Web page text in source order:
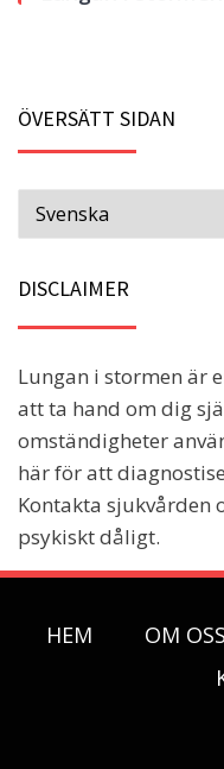
ÖVERSÄTT SIDAN
DISCLAIMER
Lungan i stormen är
att ta hand om dig
omständigheter
här för att
Kontakta sjukvården
psykiskt dåligt.
HEM OM OSS